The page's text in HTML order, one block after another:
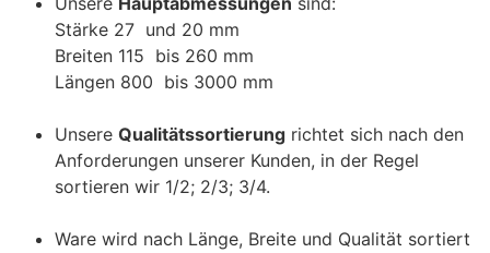
Stärke 27 und 20 mm
Breiten 115 bis 260 mm
Längen 800 bis 3000 mm
Unsere Qualitätssortierung richtet sich nach den
Anforderungen unserer Kunden, in der Regel
sortieren wir 1/2; 2/3; 3/4.
Ware wird nach Länge, Breite und Qualität sortiert